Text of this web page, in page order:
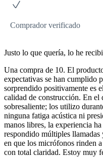
Comprador verificado
Justo lo que quería, lo he
Una compra de 10. El
expectativas se han cumplido
sorprendido positivamente es
calidad de construcción. En el
sobresaliente; los utilizo
ninguna fatiga acústica ni
manos libres, la experiencia
respondido múltiples
en que los micrófonos rinden
con total claridad. Estoy muy